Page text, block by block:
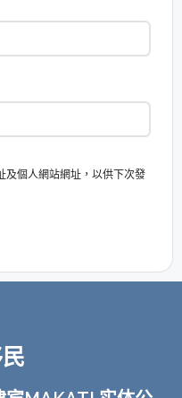
及個人網站網址，以供下次發